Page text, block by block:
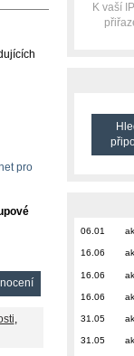
pro
K vaší
06.01
16.06
16.06
16.06
31.05
31.05